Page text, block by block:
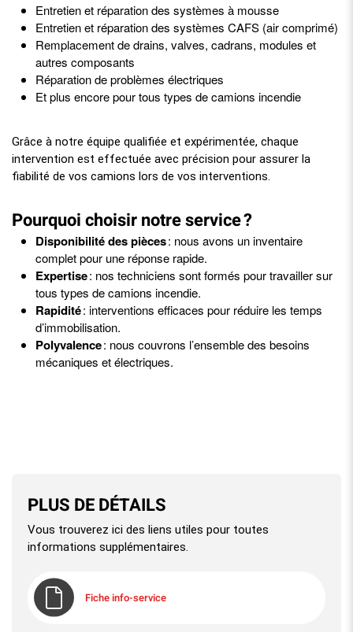
PLUS DE DÉTAILS
Vous trouverez ici des liens utiles pour toutes
informations supplémentaires.
Fiche info-service
Entretien et réparation des systèmes à mousse
Entretien et réparation des systèmes CAFS (air comprimé)
Remplacement de drains, valves, cadrans, modules et
autres composants
Réparation de problèmes électriques
Et plus encore pour tous types de camions incendie
Grâce à notre équipe qualifiée et expérimentée, chaque
intervention est effectuée avec précision pour assurer la
fiabilité de vos camions lors de vos interventions.
Pourquoi choisir notre service ?
Disponibilité des pièces: nous avons un inventaire
complet pour une réponse rapide.
Expertise: nos techniciens sont formés pour travailler sur
tous types de camions incendie.
Rapidité: interventions efficaces pour réduire les temps
d’immobilisation.
Polyvalence: nous couvrons l’ensemble des besoins
mécaniques et électriques.